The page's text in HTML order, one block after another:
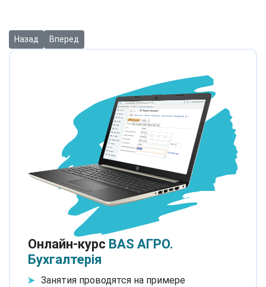
Предыдущий: Инструкция: Применение льготы НДФЛ для лиц,
Назад Следующий: Инструкция: Заполнение новых форм
Вперед
Онлайн-курс BAS АГРО.
Бухгалтерія
Занятия проводятся на примере